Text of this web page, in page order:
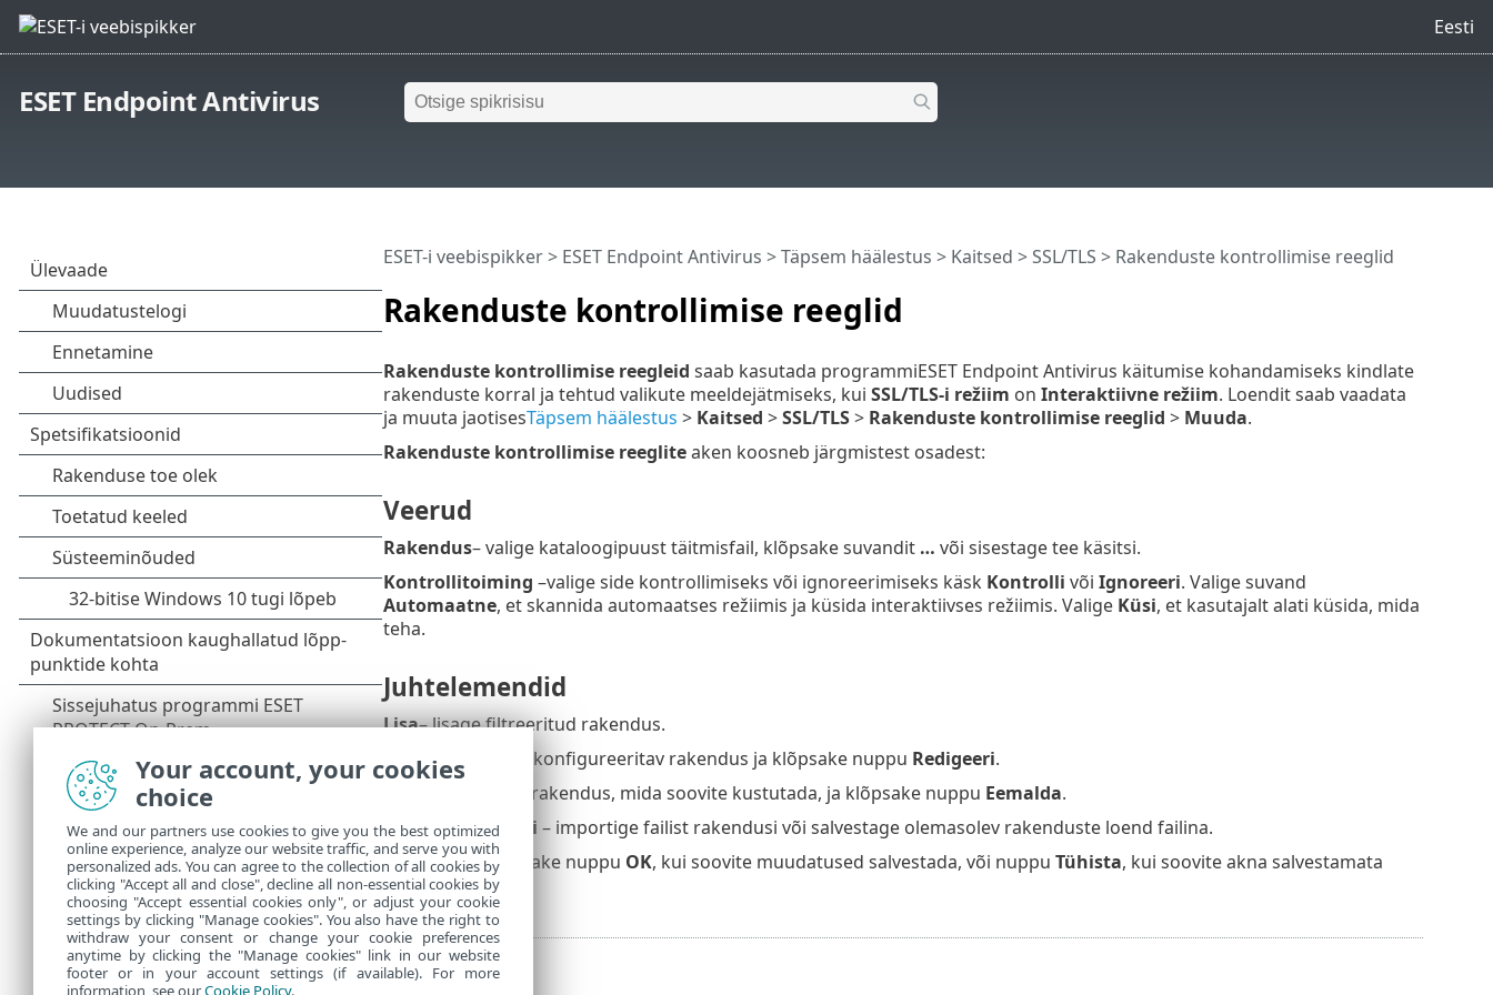
Eesti
ESET Endpoint Antivirus
Rakenduste kontrollimise reeglid
ESET-i veebispikker> ESET Endpoint Antivirus >Täpsem häälestus > Kaitsed >SSL/TLS > Rakenduste kontrollimise reeglid
Rakenduste kontrollimise reegleid saab kasutada programmiESET Endpoint Antivirus käitumise kohandamiseks kindlate
rakenduste korral ja tehtud valikute meeldejätmiseks, kui SSL/TLS-i režiim on Interaktiivne režiim. Loendit saab vaadata
ja muuta jaotisesTäpsem häälestus > Kaitsed >SSL/TLS> Rakenduste kontrollimise reeglid > Muuda.
Rakenduste kontrollimise reegliteaken koosneb järgmistest osadest:
Veerud
Rakendus– valige kataloogipuust täitmisfail, klõpsake suvandit … või sisestage tee käsitsi.
Kontrollitoiming –valige side kontrollimiseks või ignoreerimiseks käsk Kontrolli või Ignoreeri. Valige suvand
Automaatne, et skannida automaatses režiimis ja küsida interaktiivses režiimis. Valige Küsi, et kasutajalt alati küsida, mida
teha.
Juhtelemendid
Lisa– lisage filtreeritud rakendus.
Redigeeri
– valige konfigureeritav rakendus ja klõpsake nuppu Redigeeri.
– valige rakendus, mida soovite kustutada, ja klõpsake nuppu Eemalda.
Impordi/Ekspordi – importige failist rakendusi või salvestage olemasolev rakenduste loend failina.
OK/Loobu– klõpsake nuppu OK, kui soovite muudatused salvestada, või nuppu Tühista, kui soovite akna salvestamata
sulgeda.
Your account, your cookies
choice
We and our partners use cookies to give you the best optimized
online experience, analyze our website traffic, and serve you with
personalized ads. You can agree to the collection of all cookies by
clicking "Accept all and close", decline all non-essential cookies by
choosing "Accept essential cookies only", or adjust your cookie
settings by clicking "Manage cookies". You also have the right to
withdraw your consent or change your cookie preferences
anytime by clicking the "Manage cookies" link in our website
footer or in your account settings (if available). For more
information, see ourCookie Policy.